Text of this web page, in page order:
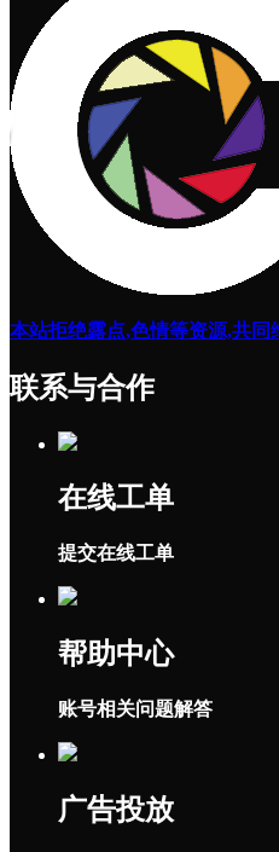
本站拒绝露点,色情等资源,共同
联系与合作
在线工单
提交在线工单
帮助中心
账号相关问题解答
广告投放